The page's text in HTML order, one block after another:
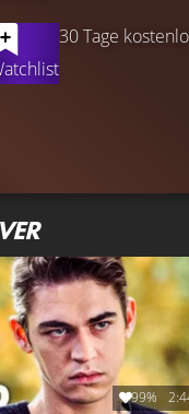
30 Tage
99%